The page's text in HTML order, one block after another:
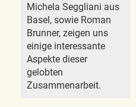
Michela Seggliani aus
Basel, sowie Roman
Brunner, zeigen uns
einige interessante
Aspekte dieser
gelobten
Zusammenarbeit.